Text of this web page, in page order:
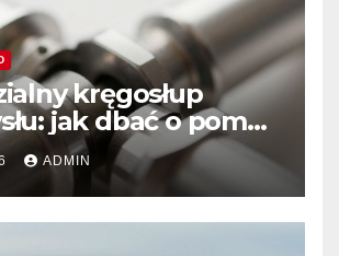
kręgosłup
jak dbać o pompy
Rexroth, by
ADMIN